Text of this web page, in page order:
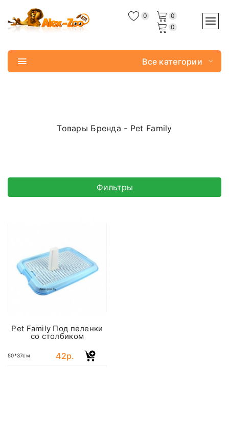
0
0
0
Все категории
Товары Бренда - Pet Family
Фильтры
Pet Family Под пеленки
со столбиком
50*37см 42р.